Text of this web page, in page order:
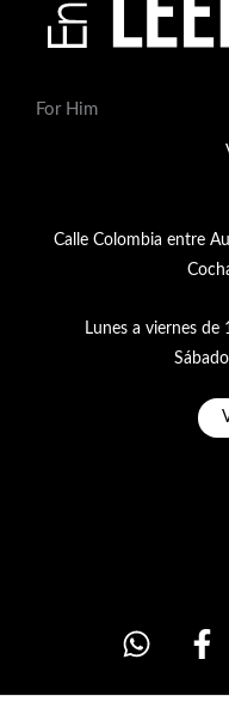
For Him
Calle Colombia entre
Lunes a viernes